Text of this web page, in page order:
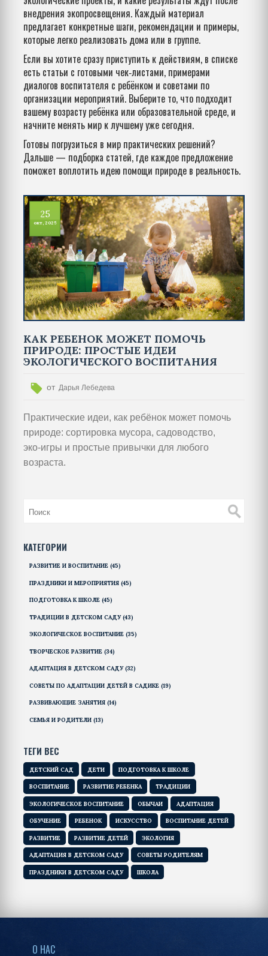
внедрения экопросвещения. Каждый материал
предлагает конкретные шаги, рекомендации и примеры,
которые легко реализовать дома или в группе.
Если вы хотите сразу приступить к действиям, в списке
есть статьи с готовыми чек‑листами, примерами
диалогов воспитателя с ребёнком и советами по
организации мероприятий. Выберите то, что подходит
вашему возрасту ребёнка или образовательной среде, и
начните менять мир к лучшему уже сегодня.
Готовы погрузиться в мир практических решений?
Дальше — подборка статей, где каждое предложение
поможет воплотить идею помощи природе в реальность.
25
окт, 2025
КАК РЕБЕНОК МОЖЕТ ПОМОЧЬ
ПРИРОДЕ: ПРОСТЫЕ ИДЕИ
ЭКОЛОГИЧЕСКОГО ВОСПИТАНИЯ
от Дарья Лебедева
Практические идеи, как ребёнок может помочь
природе: сортировка мусора, садоводство,
эко‑игры и простые привычки для любого
возраста.
КАТЕГОРИИ
РАЗВИТИЕ И ВОСПИТАНИЕ (45)
ПРАЗДНИКИ И МЕРОПРИЯТИЯ (45)
ПОДГОТОВКА К ШКОЛЕ (45)
ТРАДИЦИИ В ДЕТСКОМ САДУ(43)
ЭКОЛОГИЧЕСКОЕ ВОСПИТАНИЕ (35)
ТВОРЧЕСКОЕ РАЗВИТИЕ (34)
АДАПТАЦИЯ В ДЕТСКОМ САДУ(32)
СОВЕТЫ ПО АДАПТАЦИИ ДЕТЕЙ В САДИКЕ (19)
РАЗВИВАЮЩИЕ ЗАНЯТИЯ (14)
СЕМЬЯ И РОДИТЕЛИ (13)
ТЕГИ ВЕС
ДЕТСКИЙ САД ДЕТИ ПОДГОТОВКА К ШКОЛЕ
ВОСПИТАНИЕ РАЗВИТИЕ РЕБЕНКА ТРАДИЦИИ
ЭКОЛОГИЧЕСКОЕ ВОСПИТАНИЕ ОБЫЧАИ АДАПТАЦИЯ
ОБУЧЕНИЕ РЕБЕНОК ИСКУССТВО ВОСПИТАНИЕ ДЕТЕЙ
РАЗВИТИЕ РАЗВИТИЕ ДЕТЕЙ ЭКОЛОГИЯ
АДАПТАЦИЯ В ДЕТСКОМ САДУ СОВЕТЫ РОДИТЕЛЯМ
ПРАЗДНИКИ В ДЕТСКОМ САДУ ШКОЛА
О НАС